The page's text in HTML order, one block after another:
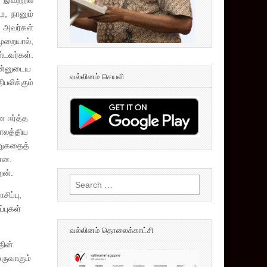
நானும்
அவர்கள்
ஈர்த்த
வல்லினம் செயலி
Search
for:
வல்லினம் தொலைக்காட்சி